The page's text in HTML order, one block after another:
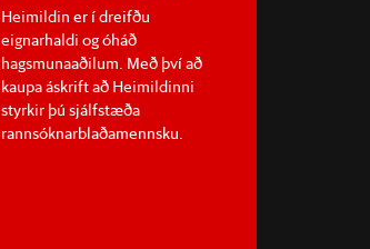
Heimildin er í dreifðu
eignarhaldi og óháð
hagsmunaaðilum. Með því að
kaupa áskrift að Heimildinni
styrkir þú sjálfstæða
rannsóknarblaðamennsku.